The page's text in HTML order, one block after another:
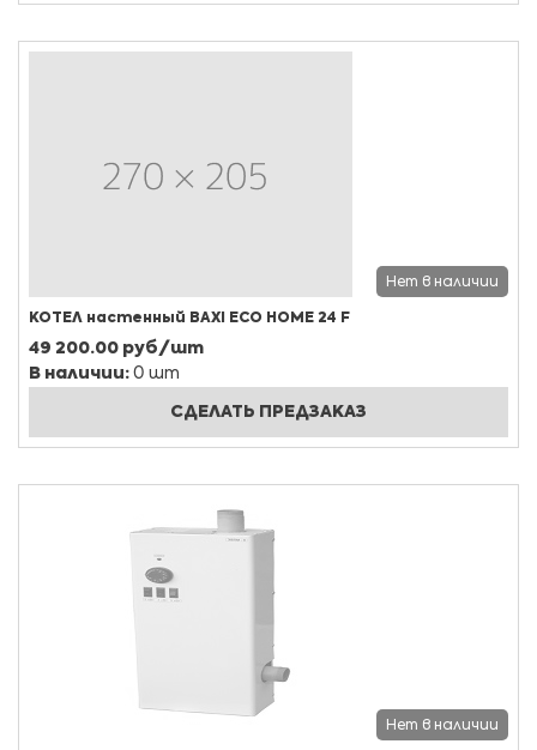
Нет в наличии
КОТЕЛ настенный BAXI ECO HOME 24 F
49 200.00 руб/шт
В наличии: 0 шт
СДЕЛАТЬ ПРЕДЗАКАЗ
Нет в наличии